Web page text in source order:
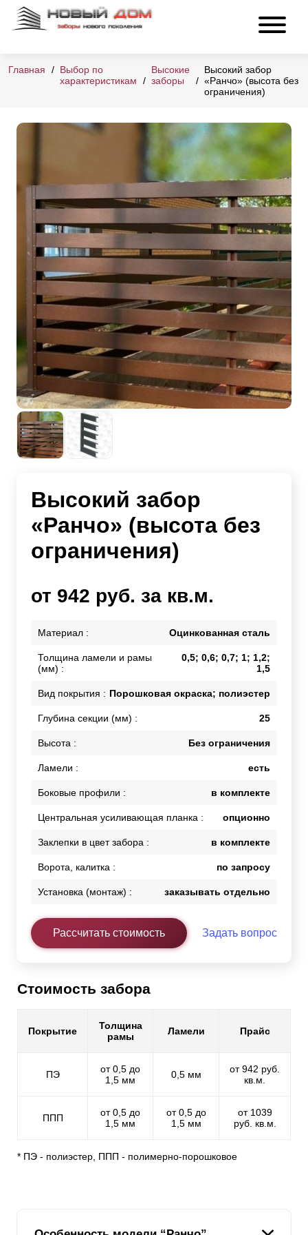
Главная
Выбор по
характеристикам
Высокие
заборы
Высокий забор
«Ранчо» (высота без
ограничения)
Высокий забор
«Ранчо» (высота без
ограничения)
от 942 руб. за кв.м.
Материал : Оцинкованная сталь
Толщина ламели и рамы
(мм) :
0,5; 0,6; 0,7; 1; 1,2;
1,5
Вид покрытия : Порошковая окраска; полиэстер
Глубина секции (мм) : 25
Высота : Без ограничения
Ламели : есть
Боковые профили : в комплекте
Центральная усиливающая планка : опционно
Заклепки в цвет забора : в комплекте
Ворота, калитка : по запросу
Установка (монтаж) : заказывать отдельно
Рассчитать стоимость Задать вопрос
Стоимость забора
Покрытие
Толщина
рамы
Ламели Прайс
ПЭ
от 0,5 до
1,5 мм
0,5 мм
от 942 руб.
кв.м.
ППП
от 0,5 до
1,5 мм
от 0,5 до
1,5 мм
от 1039
руб. кв.м.
* ПЭ - полиэстер, ППП - полимерно-порошковое